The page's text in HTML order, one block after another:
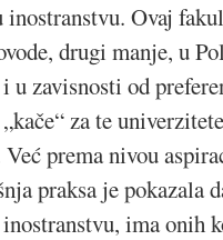
inostranstvu. Ovaj
drugi manje, u
zavisnosti od
za te
prema nivou
praksa je pokazala
ima onih